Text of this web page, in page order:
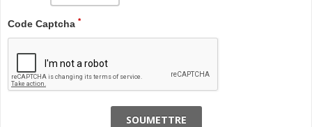
Code Captcha *
SOUMETTRE